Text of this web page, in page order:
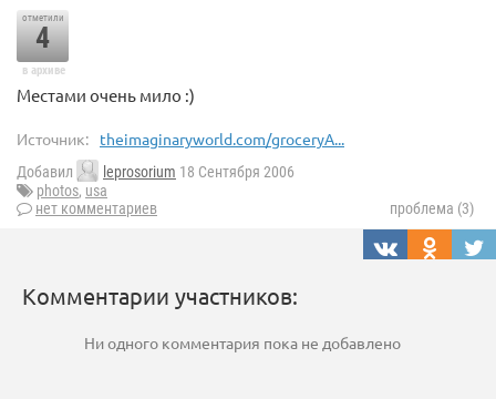
отметили
4
в архиве
Местами очень мило :)
Источник: theimaginaryworld.com/groceryA...
Добавил leprosorium 18 Сентября 2006
photos, usa
нет комментариев
проблема (3)
Комментарии участников:
Ни одного комментария пока не добавлено